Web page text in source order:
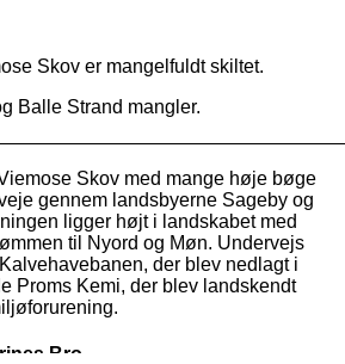
Skov er mangelfuldt skiltet.
Balle Strand mangler.
Skov med mange høje bøge
gennem landsbyerne Sageby og
ligger højt i landskabet med
til Nyord og Møn. Undervejs
der blev nedlagt i
Proms Kemi, der blev landskendt
Bro